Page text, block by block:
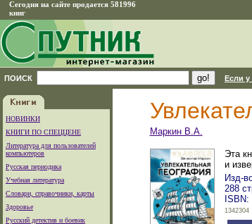
Сегодня на сайте продается 581996
книг
ПОИСК Если у
НОВИНКИ
КНИГИ ПО СПЕЦЦЕНЕ
Литература для пользователей
компьютеров
Русская периодика
Учебная литература
Словари, справочники, карты
Здоровье
Русский детектив и боевик
Маркин В.А.
Эта
и
Изд-
288
1342304